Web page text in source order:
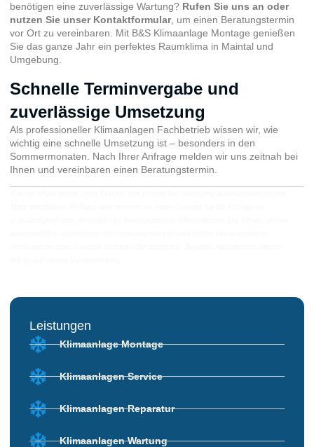
benötigen eine zuverlässige Wartung? Rufen Sie uns an oder
nutzen Sie unser Kontaktformular, um einen Beratungstermin
vor Ort zu vereinbaren. Mit B&S Klimaanlage Montage genießen
Sie das ganze Jahr ein perfektes Raumklima in Maintal und
Umgebung.
Schnelle Terminvergabe und
zuverlässige Umsetzung
Als professioneller Klimaanlagen Fachbetrieb wissen wir, wie
wichtig eine schnelle Umsetzung ist – besonders in den
Sommermonaten. Nach Ihrer Anfrage melden wir uns zeitnah bei
Ihnen und vereinbaren einen Beratungstermin.
Leistungen
Klimaanlage Montage
Klimaanlagen Service
Klimaanlagen Reparatur
Klimaanlagen Wartung